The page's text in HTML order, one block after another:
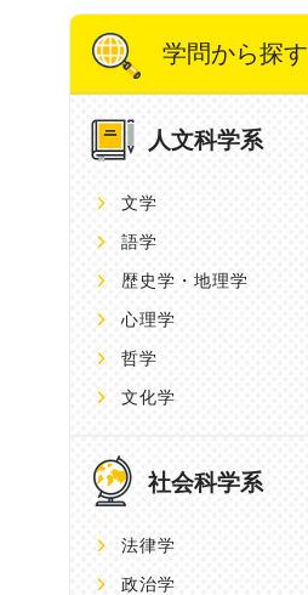
学問から探す
人文科学系
文学
語学
歴史学・地理学
心理学
哲学
文化学
社会科学系
法律学
政治学